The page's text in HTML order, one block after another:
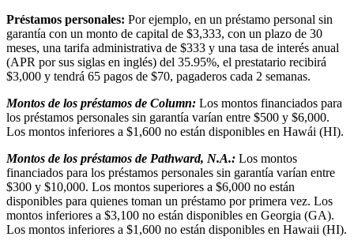
Préstamos personales: Por ejemplo, en un préstamo personal sin
garantía con un monto de capital de $3,333, con un plazo de 30
meses, una tarifa administrativa de $333 y una tasa de interés anual
(APR por sus siglas en inglés) del 35.95%, el prestatario recibirá
$3,000 y tendrá 65 pagos de $70, pagaderos cada 2 semanas.
Montos de los préstamos de Column: Los montos financiados para
los préstamos personales sin garantía varían entre $500 y $6,000.
Los montos inferiores a $1,600 no están disponibles en Hawái (HI).
Montos de los préstamos de Pathward, N.A.: Los montos
financiados para los préstamos personales sin garantía varían entre
$300 y $10,000. Los montos superiores a $6,000 no están
disponibles para quienes toman un préstamo por primera vez. Los
montos inferiores a $3,100 no están disponibles en Georgia (GA).
Los montos inferiores a $1,600 no están disponibles en Hawaii (HI).